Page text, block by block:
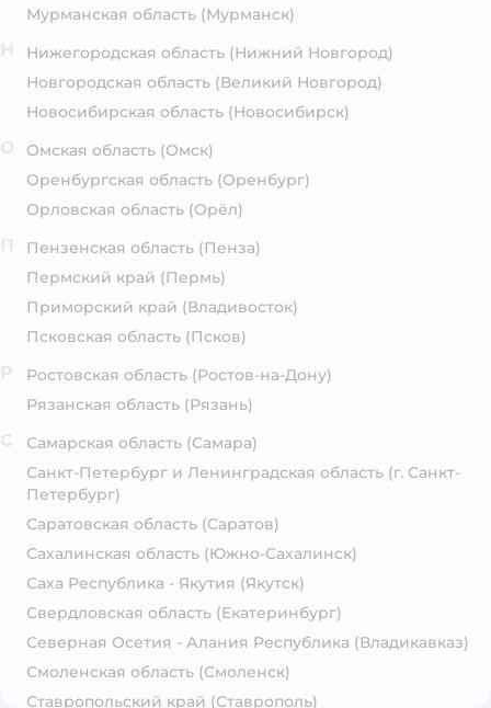
Мурманская область (Мурманск)
Нижегородская область (Нижний Новгород)
Новгородская область (Великий Новгород)
Новосибирская область (Новосибирск)
Омская область (Омск)
Оренбургская область (Оренбург)
Орловская область (Орёл)
Пензенская область (Пенза)
Пермский край (Пермь)
Приморский край (Владивосток)
Псковская область (Псков)
Ростовская область (Ростов-на-Дону)
Рязанская область (Рязань)
Самарская область (Самара)
Санкт-Петербург и Ленинградская область (г. Санкт-
Петербург)
Саратовская область (Саратов)
Сахалинская область (Южно-Сахалинск)
Саха Республика - Якутия (Якутск)
Свердловская область (Екатеринбург)
Северная Осетия - Алания Республика (Владикавказ)
Смоленская область (Смоленск)
Ставропольский край (Ставрополь)